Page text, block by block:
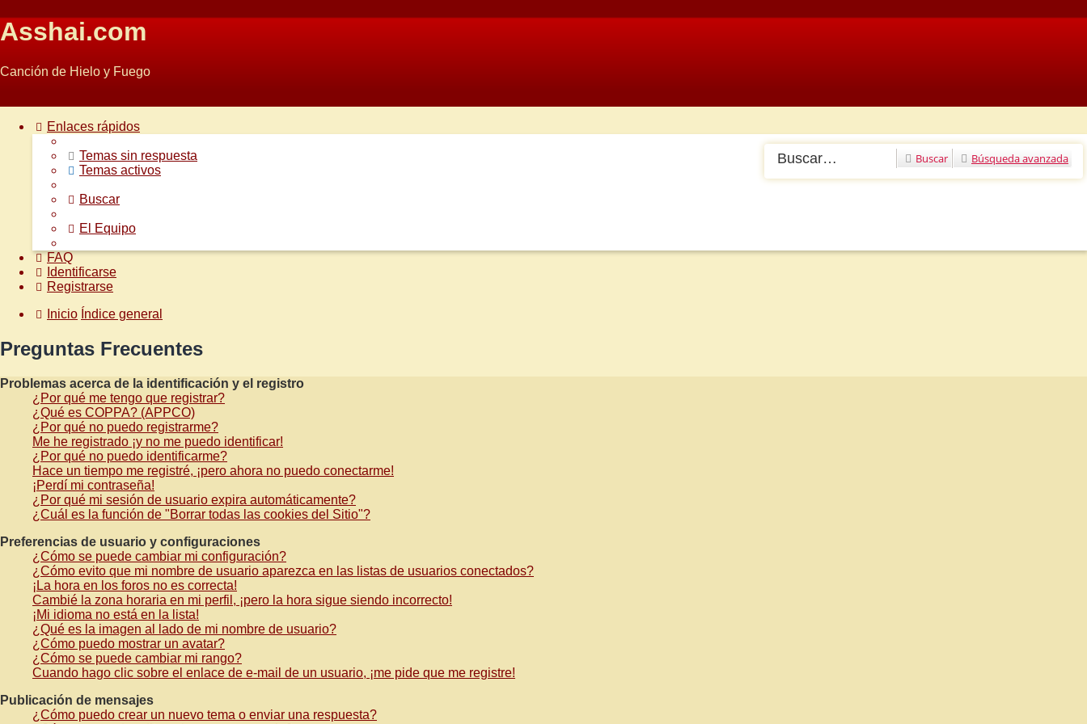
Asshai.com
Canción de Hielo y Fuego
Buscar Búsqueda avanzada
Enlaces rápidos
Temas sin respuesta
Temas activos
Buscar
El Equipo
FAQ
Identificarse
Registrarse
Inicio Índice general
Preguntas Frecuentes
Problemas acerca de la identificación y el registro
¿Por qué me tengo que registrar?
¿Qué es COPPA? (APPCO)
¿Por qué no puedo registrarme?
Me he registrado ¡y no me puedo identificar!
¿Por qué no puedo identificarme?
Hace un tiempo me registré, ¡pero ahora no puedo conectarme!
¡Perdí mi contraseña!
¿Por qué mi sesión de usuario expira automáticamente?
¿Cuál es la función de "Borrar todas las cookies del Sitio"?
Preferencias de usuario y configuraciones
¿Cómo se puede cambiar mi configuración?
¿Cómo evito que mi nombre de usuario aparezca en las listas de usuarios conectados?
¡La hora en los foros no es correcta!
Cambié la zona horaria en mi perfil, ¡pero la hora sigue siendo incorrecto!
¡Mi idioma no está en la lista!
¿Qué es la imagen al lado de mi nombre de usuario?
¿Cómo puedo mostrar un avatar?
¿Cómo se puede cambiar mi rango?
Cuando hago clic sobre el enlace de e-mail de un usuario, ¡me pide que me registre!
Publicación de mensajes
¿Cómo puedo crear un nuevo tema o enviar una respuesta?